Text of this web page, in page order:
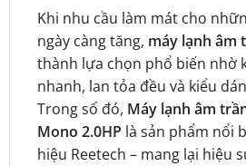
Khi nhu cầu làm mát cho
ngày càng tăng, máy lạnh âm
thành lựa chọn phổ biến nhờ
nhanh, lan tỏa đều và kiểu
Trong số đó, Máy lạnh âm
Mono 2.0HP là sản phẩm nổi
hiệu Reetech – mang lại hiệu